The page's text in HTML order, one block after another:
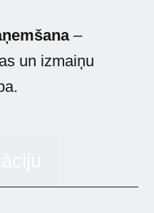
–
un izmaiņu